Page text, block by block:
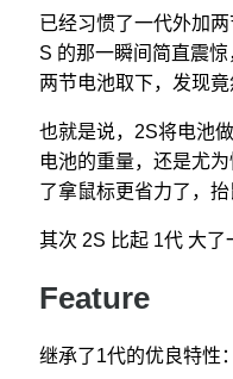
已经习惯了一代外加
S 的那一瞬间简直震
两节电池取下，发现竟
也就是说，2S将电池
电池的重量，还是尤
了拿鼠标更省力了，抬
其次 2S 比起 1代 大了
Feature
继承了1代的优良特性：